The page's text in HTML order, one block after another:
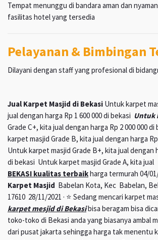
Tempat menunggu di bandara aman dan
fasilitas hotel yang tersedia
Pelayanan & Bimbingan
Dilayani dengan staff yang profesional di
Jual Karpet Masjid di Bekasi Untuk karpet
jual dengan harga Rp 1 600 000 di bekasi Untuk
Grade C+, kita jual dengan harga Rp 2 000 000
karpet masjid Grade B, kita jual dengan harga
Untuk karpet masjid Grade B+, kita jual dengan
di bekasi Untuk karpet masjid Grade A, kita jual
BEKASI kualitas terbaikharga termurah 04/01/
Karpet Masjid Babelan Kota, Kec Babelan,
17610 28/11/2021 · ⭐ Sedang mencari karpet
karpet mesjid di Bekasibisa beragam bisa
toko-toko di Bekasi anda yang biasanya ambal
dari pusat jakarta sehingga harga tak menentu